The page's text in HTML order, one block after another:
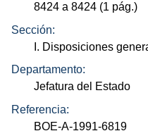
8424 a 8424 (1 pág.)
Sección:
I. Disposiciones
Departamento:
Jefatura del Estado
Referencia:
BOE-A-1991-6819